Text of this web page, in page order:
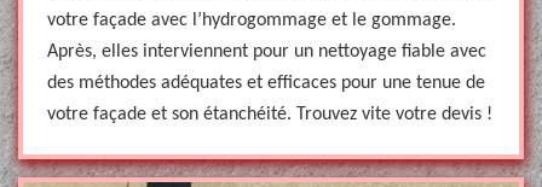
votre façade avec l’hydrogommage et le gommage.
Après, elles interviennent pour un nettoyage fiable avec
des méthodes adéquates et efficaces pour une tenue de
votre façade et son étanchéité. Trouvez vite votre devis !